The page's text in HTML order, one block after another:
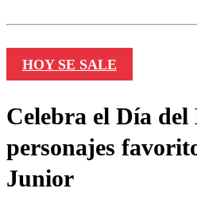
HOY SE SALE
Celebra el Día del
personajes
Junior